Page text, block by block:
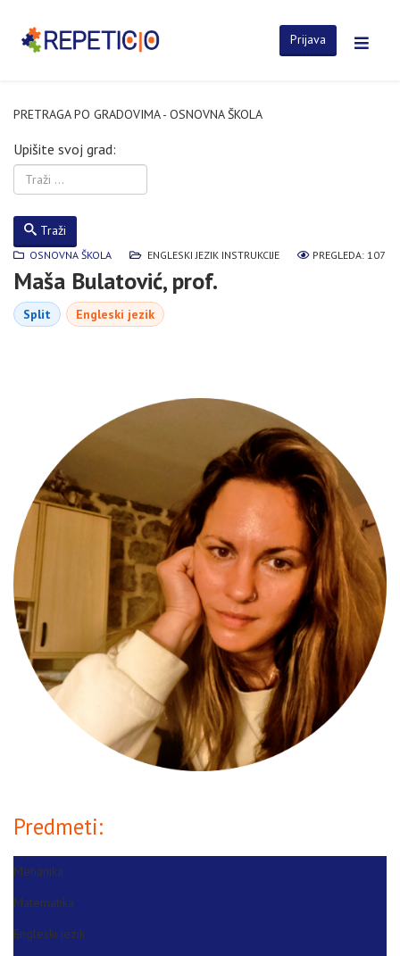
Prijava
PRETRAGA PO GRADOVIMA - OSNOVNA ŠKOLA
Upišite svoj grad:
Traži
OSNOVNA ŠKOLA ENGLESKI JEZIK INSTRUKCIJE PREGLEDA: 107
Maša Bulatović, prof.
Split Engleski jezik
Predmeti:
Mehanika
Matematika
Engleski jezik